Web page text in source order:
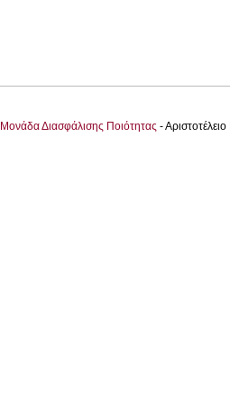
Μονάδα Διασφάλισης Ποιότητας -